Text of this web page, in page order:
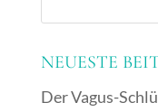
NEUESTE
Der Vagus-